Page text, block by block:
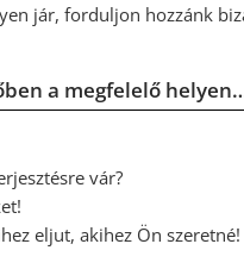
jár, forduljon hozzánk
a megfelelő
vár?
eljut, akihez Ön szeretné!